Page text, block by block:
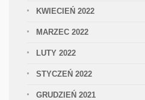
KWIECIEŃ 2022
MARZEC 2022
LUTY 2022
STYCZEŃ 2022
GRUDZIEŃ 2021